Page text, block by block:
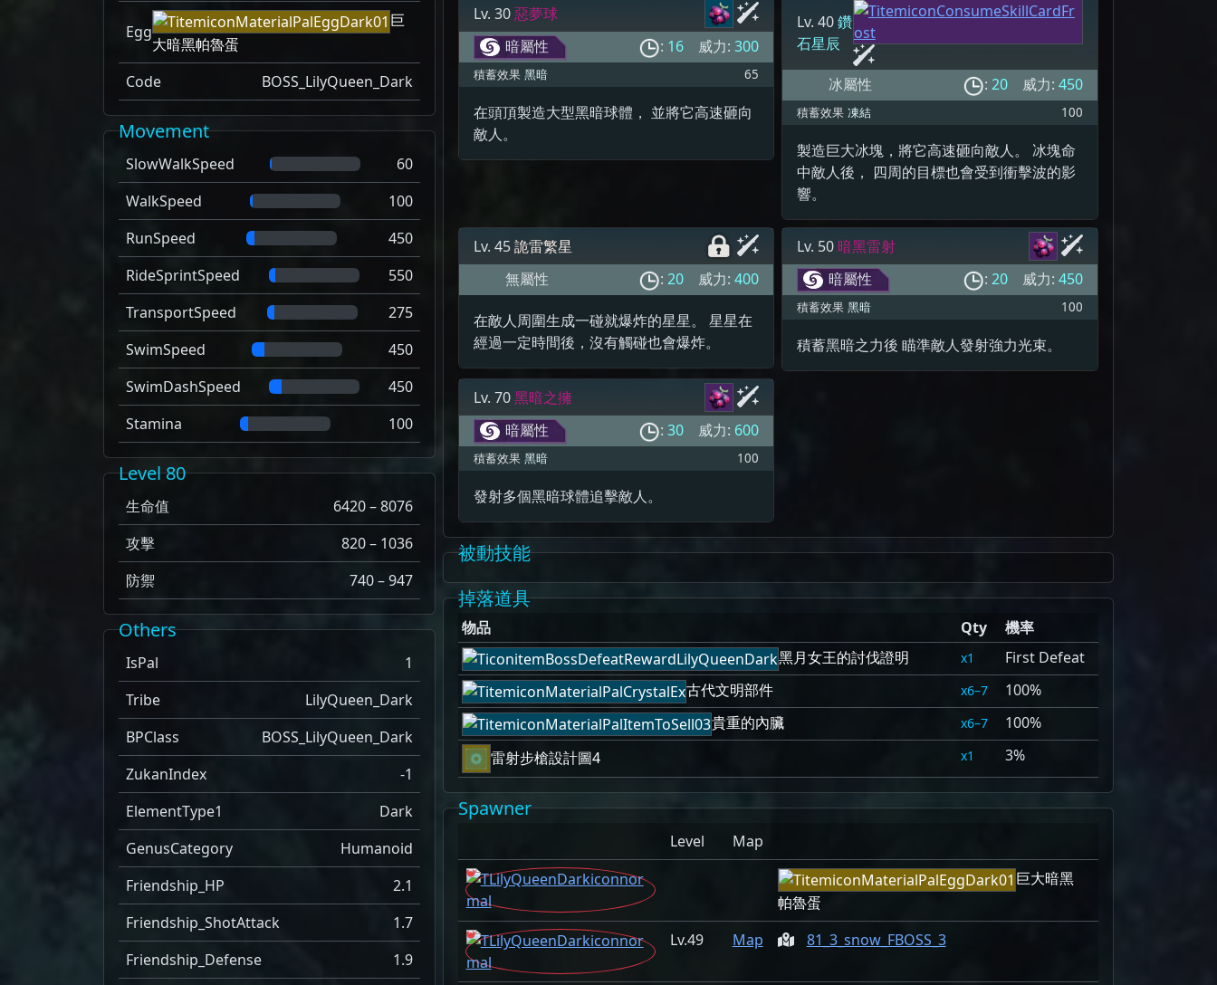
Egg
巨
大暗黑帕魯蛋
Code
BOSS_LilyQueen_Dark
Movement
SlowWalkSpeed
60
WalkSpeed
100
RunSpeed
450
RideSprintSpeed
550
TransportSpeed
275
SwimSpeed
450
SwimDashSpeed
450
Stamina
100
Level 80
生命值
6420 – 8076
攻擊
820 – 1036
防禦
740 – 947
Others
IsPal
1
Tribe
LilyQueen_Dark
BPClass
BOSS_LilyQueen_Dark
ZukanIndex
-1
ElementType1
Dark
GenusCategory
Humanoid
Friendship_HP
2.1
Friendship_ShotAttack
1.7
Friendship_Defense
1.9
Lv. 30惡夢球
暗屬性
: 16 威力:300
積蓄效果 黑暗 65
在頭頂製造大型黑暗球體， 並將它高速砸向
敵人。
Lv. 40鑽
石星辰
冰屬性 : 20 威力: 450
積蓄效果 凍結 100
製造巨大冰塊，將它高速砸向敵人。 冰塊命
中敵人後， 四周的目標也會受到衝擊波的影
響。
Lv. 45詭雷繁星
無屬性
:20 威力:400
在敵人周圍生成一碰就爆炸的星星。 星星在
經過一定時間後，沒有觸碰也會爆炸。
Lv. 50 暗黑雷射
暗屬性
: 20 威力: 450
積蓄效果 黑暗 100
積蓄黑暗之力後 瞄準敵人發射強力光束。
Lv. 70黑暗之擁
暗屬性
:30 威力: 600
積蓄效果 黑暗 100
發射多個黑暗球體追擊敵人。
被動技能
掉落道具
物品 Qty
機率
黑月女王的討伐證明
1
First Defeat
古代文明部件
6–7
100%
貴重的內臟
6–7
100%
雷射步槍設計圖4
1 3%
Spawner
Level
Map
巨大暗黑
帕魯蛋
49
Map 81_3_snow_FBOSS_3